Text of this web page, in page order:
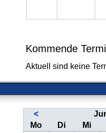
Kommende
Aktuell sind keine
<
MontagDienstag
Mi